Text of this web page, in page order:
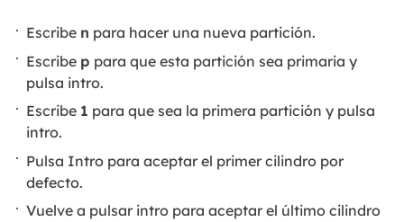
Escribe n para hacer una nueva partición.
Escribe p para que esta partición sea primaria y
pulsa intro.
Escribe 1 para que sea la primera partición y pulsa
intro.
Pulsa Intro para aceptar el primer cilindro por
defecto.
Vuelve a pulsar intro para aceptar el último cilindro